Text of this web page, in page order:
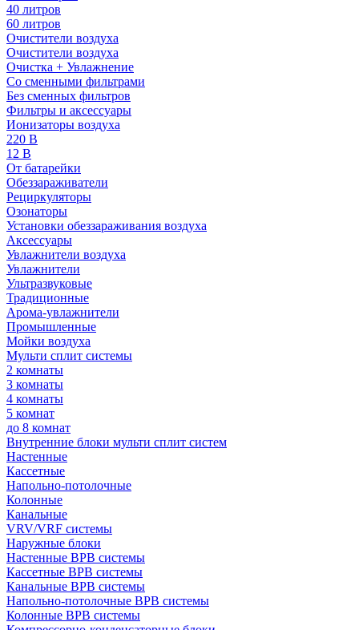
40 литров
60 литров
Очистители воздуха
Очистители воздуха
Очистка + Увлажнение
Cо сменными фильтрами
Без сменных фильтров
Фильтры и аксессуары
Ионизаторы воздуха
220 В
12 В
От батарейки
Обеззараживатели
Рециркуляторы
Озонаторы
Установки обеззараживания воздуха
Аксессуары
Увлажнители воздуха
Увлажнители
Ультразвуковые
Традиционные
Арома-увлажнители
Промышленные
Мойки воздуха
Мульти сплит системы
2 комнаты
3 комнаты
4 комнаты
5 комнат
до 8 комнат
Внутренние блоки мульти сплит систем
Настенные
Кассетные
Напольно-потолочные
Колонные
Канальные
VRV/VRF системы
Наружные блоки
Настенные ВРВ системы
Кассетные ВРВ системы
Канальные ВРВ системы
Напольно-потолочные ВРВ системы
Колонные ВРВ системы